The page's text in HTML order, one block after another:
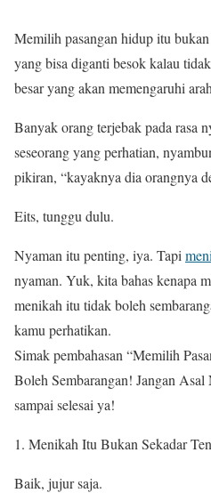
Memilih pasangan hidup itu
yang bisa diganti besok kalau
besar yang akan memengaruhi
Banyak orang terjebak pada rasa
seseorang yang perhatian,
pikiran, “kayaknya dia orangnya
Eits, tunggu dulu.
Nyaman itu penting, iya. Tapi
nyaman. Yuk, kita bahas kenapa
menikah itu tidak boleh
kamu perhatikan.
Simak pembahasan “Memilih
Boleh Sembarangan! Jangan
sampai selesai ya!
Menikah Itu Bukan Sekadar
Baik, jujur saja.